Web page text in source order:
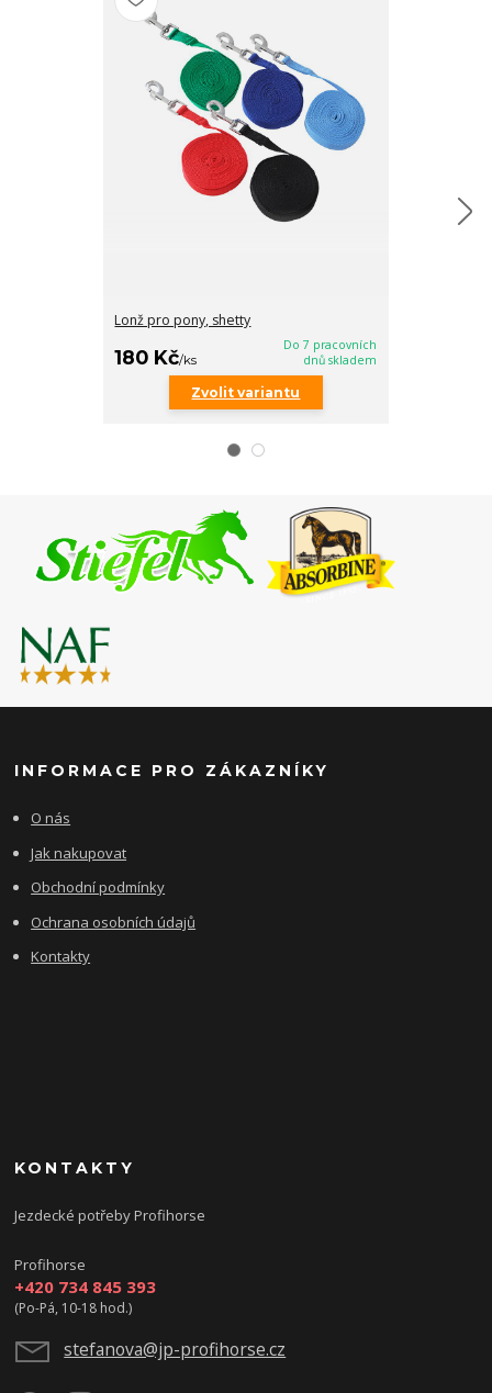
Lonž pro pony, shetty
180 Kč/ks
Do 7 pracovních
dnů skladem
Zvolit variantu
INFORMACE PRO ZÁKAZNÍKY
O nás
Jak nakupovat
Obchodní podmínky
Ochrana osobních údajů
Kontakty
KONTAKTY
Jezdecké potřeby Profihorse
Profihorse
+420 734 845 393
(Po-Pá, 10-18 hod.)
stefanova@jp-profihorse.cz